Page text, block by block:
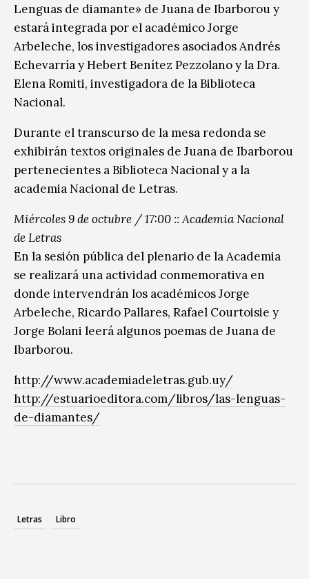
Lenguas de diamante» de Juana de Ibarborou y
estará integrada por el académico Jorge
Arbeleche, los investigadores asociados Andrés
Echevarría y Hebert Benítez Pezzolano y la Dra.
Elena Romiti, investigadora de la Biblioteca
Nacional.
Durante el transcurso de la mesa redonda se
exhibirán textos originales de Juana de Ibarborou
pertenecientes a Biblioteca Nacional y a la
academia Nacional de Letras.
Miércoles 9 de octubre / 17:00 :: Academia Nacional
de Letras
En la sesión pública del plenario de la Academia
se realizará una actividad conmemorativa en
donde intervendrán los académicos Jorge
Arbeleche, Ricardo Pallares, Rafael Courtoisie y
Jorge Bolani leerá algunos poemas de Juana de
Ibarborou.
http://www.academiadeletras.gub.uy/
http://estuarioeditora.com/libros/las-lenguas-
de-diamantes/
Letras Libro